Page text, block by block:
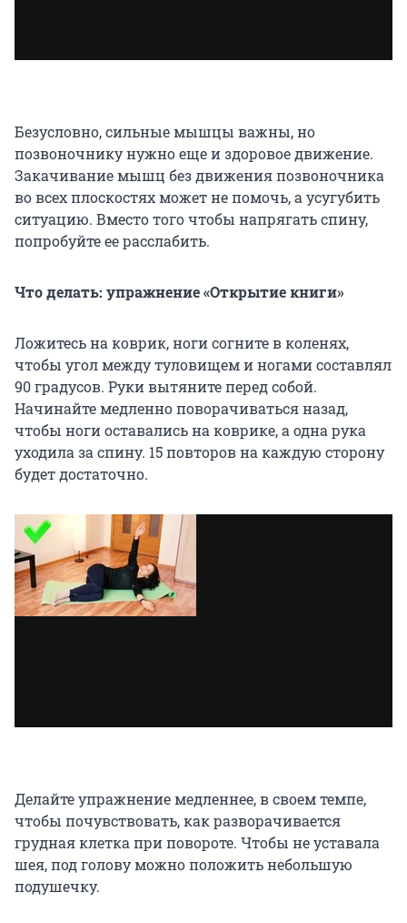
Безусловно, сильные мышцы важны, но
позвоночнику нужно еще и здоровое движение.
Закачивание мышц без движения позвоночника
во всех плоскостях может не помочь, а усугубить
ситуацию. Вместо того чтобы напрягать спину,
попробуйте ее расслабить.
Что делать: упражнение «Открытие книги»
Ложитесь на коврик, ноги согните в коленях,
чтобы угол между туловищем и ногами составлял
90 градусов. Руки вытяните перед собой.
Начинайте медленно поворачиваться назад,
чтобы ноги оставались на коврике, а одна рука
уходила за спину. 15 повторов на каждую сторону
будет достаточно.
Делайте упражнение медленнее, в своем темпе,
чтобы почувствовать, как разворачивается
грудная клетка при повороте. Чтобы не уставала
шея, под голову можно положить небольшую
подушечку.